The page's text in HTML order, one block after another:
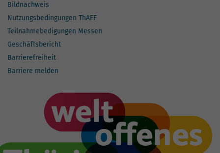
Bildnachweis
Nutzungsbedingungen ThAFF
Teilnahmebedigungen Messen
Geschäftsbericht
Barrierefreiheit
Barriere melden